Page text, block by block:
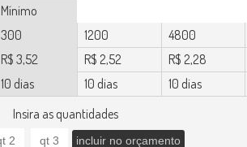
Insira as quantidades
Mínimo
300 1200
4800
R$ 3,52 R$ 2,52
R$ 2,28
10 dias 10 dias 10 dias